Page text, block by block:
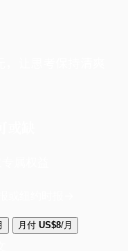
月付 US$8/月